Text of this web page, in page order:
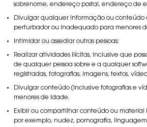
sobrenome, endereço postal, endereço de
Divulgar qualquer informação ou conteúdo
perturbador ou inadequado para menores
Intimidar ou assediar outras pessoas;
Realizar atividades ilícitas, inclusive que
de qualquer pessoa sobre e a qualquer
registradas, fotografias, imagens, textos,
Divulgar conteúdo (inclusive fotografias e
menores de idade.
Exibir ou compartilhar conteúdo ou material
por exemplo, nudez, pornografia,